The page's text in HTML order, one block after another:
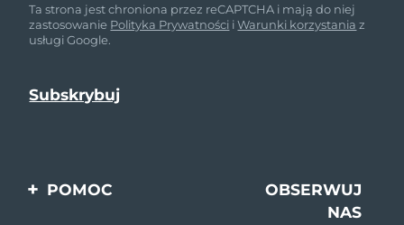
Ta strona jest chroniona przez reCAPTCHA i mają do niej
zastosowanie Polityka Prywatności iWarunki korzystania z
usługi Google.
POMOC
OBSERWUJ
NAS